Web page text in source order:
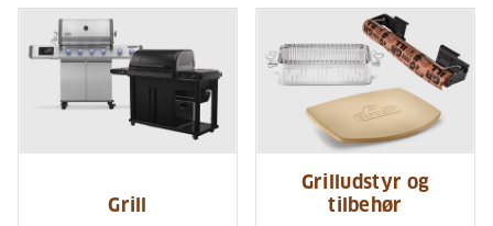
Grill
Grilludstyr og
tilbehør